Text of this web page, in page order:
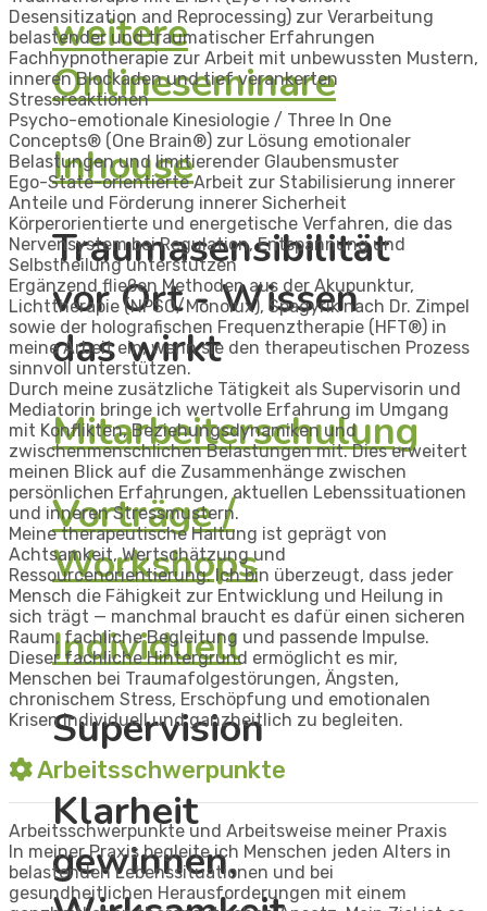
weitere
Onlineseminare
Inhouse
Traumasensibilität
vor Ort - Wissen
das wirkt
Mitarbeiterschulung
Vorträge /
Workshops
Individuell
Supervision
Klarheit
gewinnen,
Desensitization and Reprocessing) zur Verarbeitung
belastender und traumatischer Erfahrungen
Fachhypnotherapie zur Arbeit mit unbewussten Mustern,
inneren Blockaden und tief verankerten
Stressreaktionen
Psycho-emotionale Kinesiologie / Three In One
Concepts® (One Brain®) zur Lösung emotionaler
Belastungen und limitierender Glaubensmuster
Ego-State-orientierte Arbeit zur Stabilisierung innerer
Anteile und Förderung innerer Sicherheit
Körperorientierte und energetische Verfahren, die das
Nervensystem bei Regulation, Entspannung und
Selbstheilung unterstützen
Ergänzend fließen Methoden aus der Akupunktur,
Lichttherapie (NPSO/Monolux), Spagyrik nach Dr. Zimpel
sowie der holografischen Frequenztherapie (HFT®) in
meine Arbeit ein, wenn sie den therapeutischen Prozess
sinnvoll unterstützen.
Durch meine zusätzliche Tätigkeit als Supervisorin und
Mediatorin bringe ich wertvolle Erfahrung im Umgang
mit Konflikten, Beziehungsdynamiken und
zwischenmenschlichen Belastungen mit. Dies erweitert
meinen Blick auf die Zusammenhänge zwischen
persönlichen Erfahrungen, aktuellen Lebenssituationen
und inneren Stressmustern.
Meine therapeutische Haltung ist geprägt von
Achtsamkeit, Wertschätzung und
Ressourcenorientierung. Ich bin überzeugt, dass jeder
Mensch die Fähigkeit zur Entwicklung und Heilung in
sich trägt — manchmal braucht es dafür einen sicheren
Raum, fachliche Begleitung und passende Impulse.
Dieser fachliche Hintergrund ermöglicht es mir,
Menschen bei Traumafolgestörungen, Ängsten,
chronischem Stress, Erschöpfung und emotionalen
Krisen individuell und ganzheitlich zu begleiten.
Arbeitsschwerpunkte
Arbeitsschwerpunkte und Arbeitsweise meiner Praxis
In meiner Praxis begleite ich Menschen jeden Alters in
belastenden Lebenssituationen und bei
gesundheitlichen Herausforderungen mit einem